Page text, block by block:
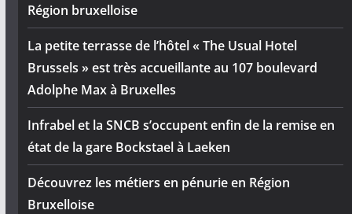
Région bruxelloise
La petite terrasse de l’hôtel « The Usual Hotel
Brussels » est très accueillante au 107 boulevard
Adolphe Max à Bruxelles
Infrabel et la SNCB s’occupent enfin de la remise en
état de la gare Bockstael à Laeken
Découvrez les métiers en pénurie en Région
Bruxelloise